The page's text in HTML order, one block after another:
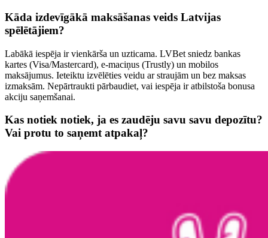
Kāda izdevīgākā maksāšanas veids Latvijas
spēlētājiem?
Labākā iespēja ir vienkārša un uzticama. LVBet sniedz bankas
kartes (Visa/Mastercard), e-maciņus (Trustly) un mobilos
maksājumus. Ieteiktu izvēlēties veidu ar straujām un bez maksas
izmaksām. Nepārtraukti pārbaudiet, vai iespēja ir atbilstoša bonusa
akciju saņemšanai.
Kas notiek notiek, ja es zaudēju savu savu depozītu?
Vai protu to saņemt atpakaļ?